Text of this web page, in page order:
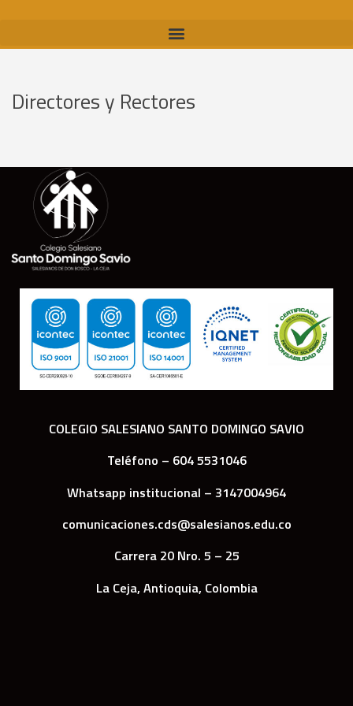
Directores y Rectores
COLEGIO SALESIANO SANTO DOMINGO SAVIO
Teléfono – 604 5531046
Whatsapp institucional – 3147004964
comunicaciones.cds@salesianos.edu.co
Carrera 20 Nro. 5 – 25
La Ceja, Antioquia, Colombia